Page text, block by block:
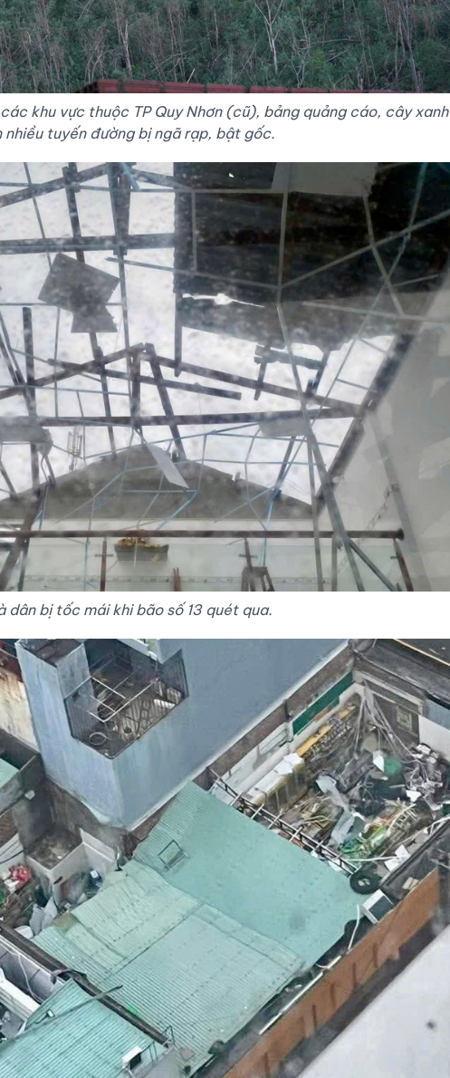
khu vực thuộc TP Quy Nhơn (cũ), bảng quảng cáo, cây xanh
nhiều tuyến đường bị ngã rạp, bật gốc.
dân bị tốc mái khi bão số 13 quét qua.